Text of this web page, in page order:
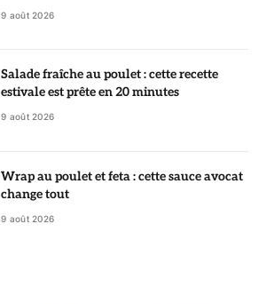
9 août 2026
Salade fraîche au poulet : cette recette
estivale est prête en 20 minutes
9 août 2026
Wrap au poulet et feta : cette sauce avocat
change tout
9 août 2026